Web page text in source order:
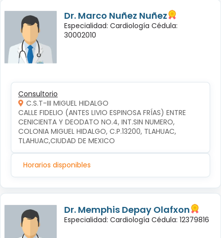
Dr. Marco Nuñez Nuñez
Especialidad: Cardiología Cédula:
30002010
Consultorio
C.S.T-III MIGUEL HIDALGO
CALLE FIDELIO (ANTES LIVIO ESPINOSA FRÍAS) ENTRE
CENICIENTA Y DEODATO NO.4, INT.SIN NUMERO,
COLONIA MIGUEL HIDALGO, C.P.13200, TLAHUAC,
TLAHUAC,CIUDAD DE MEXICO
Horarios disponibles
Dr. Memphis Depay Olafxon
Especialidad: Cardiología Cédula: 12379816